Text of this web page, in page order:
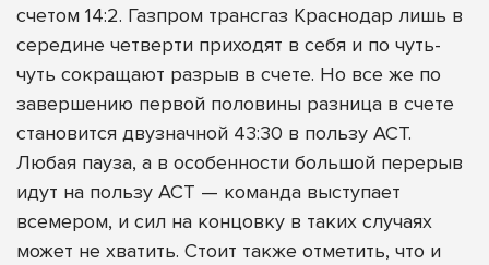
счетом 14:2. Газпром трансгаз Краснодар лишь в
середине четверти приходят в себя и по чуть-
чуть сокращают разрыв в счете. Но все же по
завершению первой половины разница в счете
становится двузначной 43:30 в пользу АСТ.
Любая пауза, а в особенности большой перерыв
идут на пользу АСТ — команда выступает
всемером, и сил на концовку в таких случаях
может не хватить. Стоит также отметить, что и